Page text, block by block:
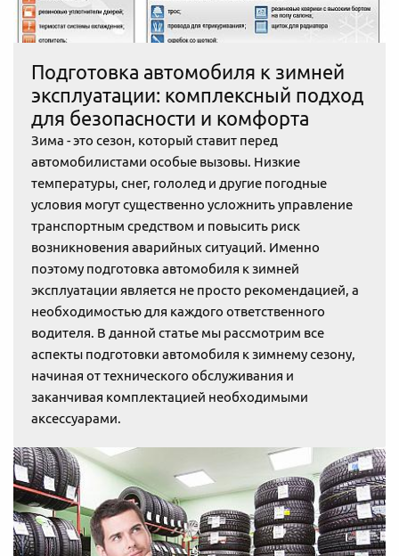
Подготовка автомобиля к зимней
эксплуатации: комплексный подход
для безопасности и комфорта
Зима - это сезон, который ставит перед
автомобилистами особые вызовы. Низкие
температуры, снег, гололед и другие погодные
условия могут существенно усложнить управление
транспортным средством и повысить риск
возникновения аварийных ситуаций. Именно
поэтому подготовка автомобиля к зимней
эксплуатации является не просто рекомендацией, а
необходимостью для каждого ответственного
водителя. В данной статье мы рассмотрим все
аспекты подготовки автомобиля к зимнему сезону,
начиная от технического обслуживания и
заканчивая комплектацией необходимыми
аксессуарами.